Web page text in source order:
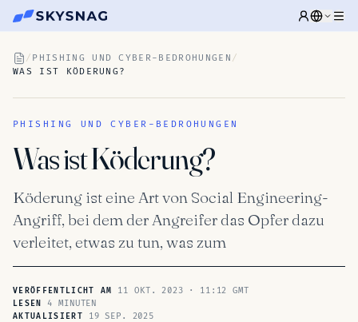
/ PHISHING UND CYBER-BEDROHUNGEN /
WAS IST KÖDERUNG?
PHISHING UND CYBER-BEDROHUNGEN
Was ist Köderung?
Köderung ist eine Art von Social Engineering-
Angriff, bei dem der Angreifer das Opfer dazu
verleitet, etwas zu tun, was zum
VERÖFFENTLICHT AM 11 OKT. 2023 · 11:12 GMT
LESEN 4 MINUTEN
AKTUALISIERT 19 SEP. 2025